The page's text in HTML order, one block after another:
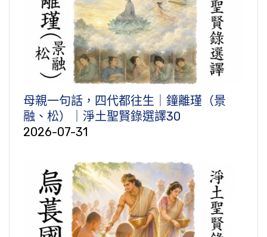
母親一句話，四代都往生｜鐘離瑾（景
融、松）｜淨土聖賢錄選譯30
2026-07-31